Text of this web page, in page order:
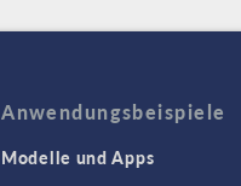
Anwendungsbeispiele
Modelle und Apps